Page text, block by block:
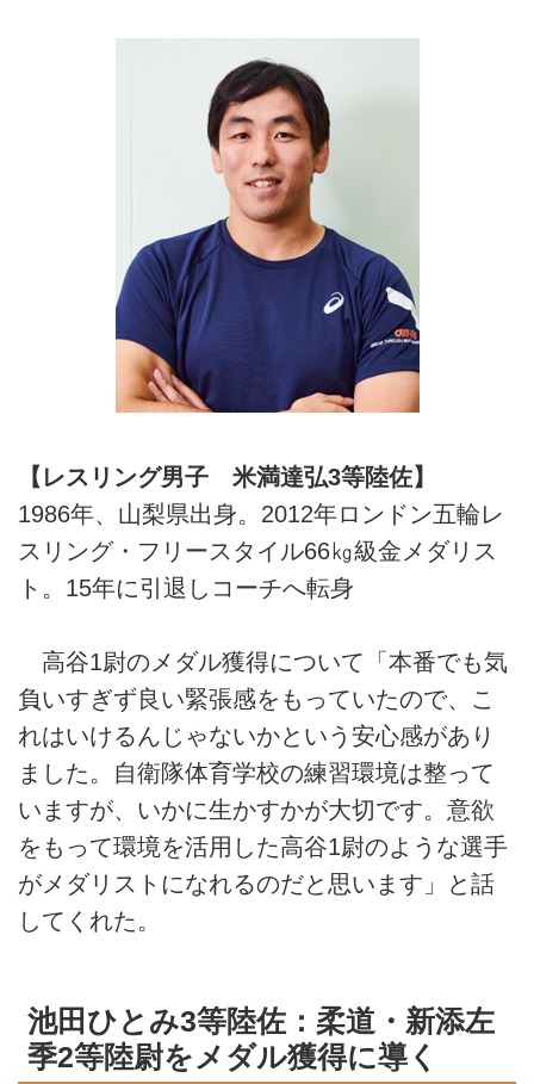
【レスリング男子 米満達弘3等陸佐】
1986年、山梨県出身。2012年ロンドン五輪レ
スリング・フリースタイル66㎏級金メダリス
ト。15年に引退しコーチへ転身
高谷1尉のメダル獲得について「本番でも気
負いすぎず良い緊張感をもっていたので、こ
れはいけるんじゃないかという安心感があり
ました。自衛隊体育学校の練習環境は整って
いますが、いかに生かすかが大切です。意欲
をもって環境を活用した高谷1尉のような選手
がメダリストになれるのだと思います」と話
してくれた。
池田ひとみ3等陸佐：柔道・新添左
季2等陸尉をメダル獲得に導く